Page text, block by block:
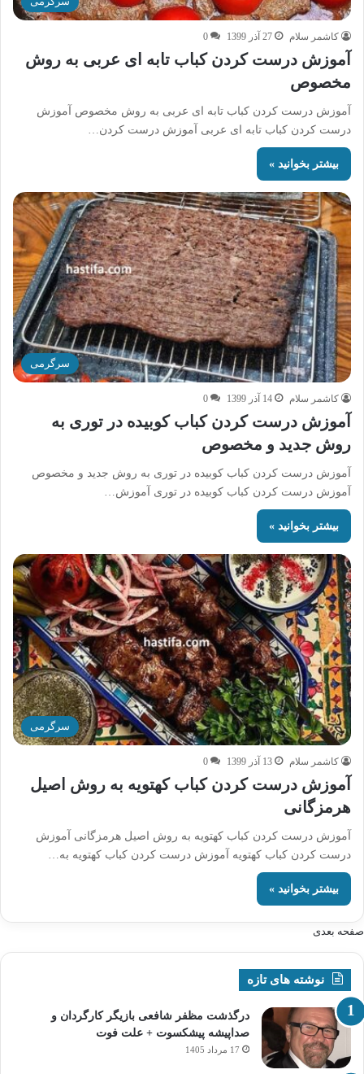
کاشمر سلام 27 آذر 1399 0
آموزش درست کردن کباب تابه ای عربی به روش
مخصوص
آموزش درست کردن کباب تابه ای عربی به روش مخصوص آموزش
درست کردن کباب تابه ای عربی آموزش درست کردن…
بیشتر بخوانید »
سرگرمی
کاشمر سلام 14 آذر 1399 0
آموزش درست کردن کباب کوبیده در توری به
روش جدید و مخصوص
آموزش درست کردن کباب کوبیده در توری به روش جدید و مخصوص
آموزش درست کردن کباب کوبیده در توری آموزش…
بیشتر بخوانید »
سرگرمی
کاشمر سلام 13 آذر 1399 0
آموزش درست کردن کباب کهتویه به روش اصیل
هرمزگانی
آموزش درست کردن کباب کهتویه به روش اصیل هرمزگانی آموزش
درست کردن کباب کهتویه آموزش درست کردن کباب کهتویه به…
بیشتر بخوانید »
صفحه بعدی
نوشته های تازه
درگذشت مظفر شافعی بازیگر کارگردان و
صداپیشه پیشکسوت + علت فوت
17 مرداد 1405